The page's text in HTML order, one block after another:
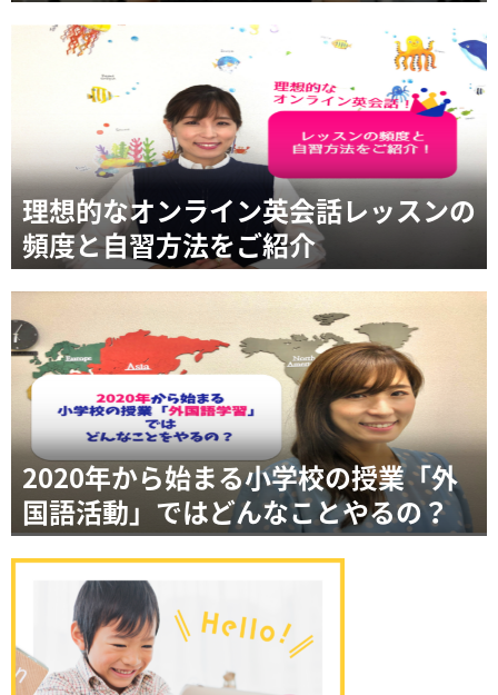
理想的なオンライン英会話レッスンの
頻度と自習方法をご紹介
2020年から始まる小学校の授業「外
国語活動」ではどんなことやるの？